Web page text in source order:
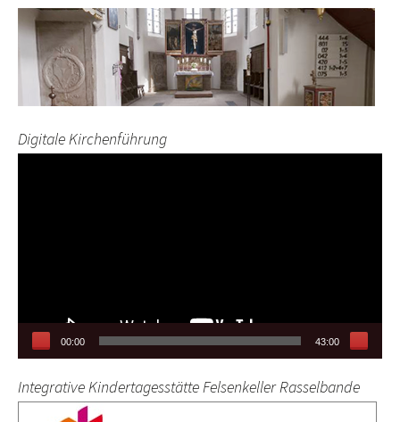
Digitale Kirchenführung
00:00 43:00
Integrative Kindertagesstätte Felsenkeller Rasselbande